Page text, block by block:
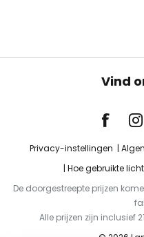
Vind
Privacy-instellingen
Hoe gebruikte
De doorgestreepte prijzen
Alle prijzen zijn inclusief